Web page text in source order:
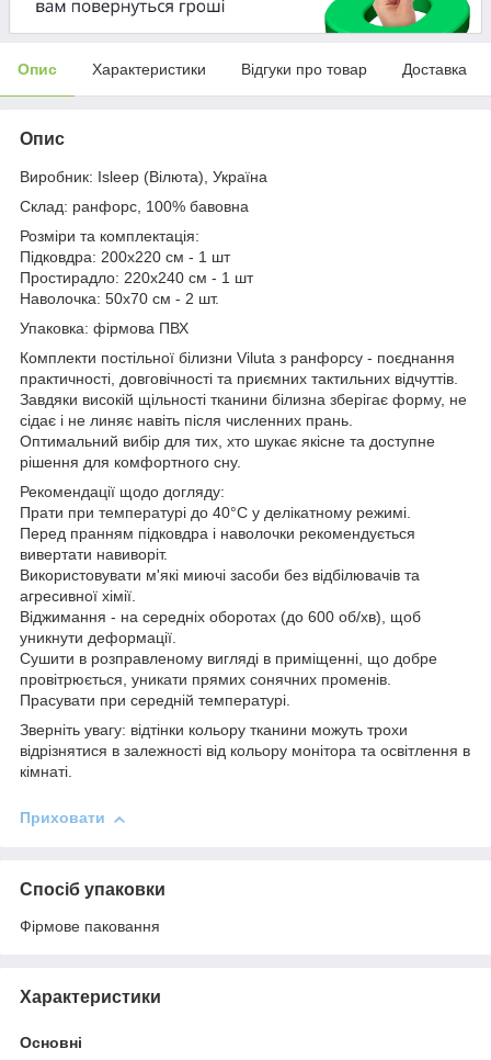
Опис Характеристики Відгуки про товар Доставка
Опис
Виробник: Isleep (Вілюта), Україна
Склад: ранфорс, 100% бавовна
Розміри та комплектація:
Підковдра: 200x220 см - 1 шт
Простирадло: 220x240 см - 1 шт
Наволочка: 50x70 см - 2 шт.
Упаковка: фірмова ПВХ
Комплекти постільної білизни Viluta з ранфорсу - поєднання
практичності, довговічності та приємних тактильних відчуттів.
Завдяки високій щільності тканини білизна зберігає форму, не
сідає і не линяє навіть після численних прань.
Оптимальний вибір для тих, хто шукає якісне та доступне
рішення для комфортного сну.
Рекомендації щодо догляду:
Прати при температурі до 40°С у делікатному режимі.
Перед пранням підковдра і наволочки рекомендується
вивертати навиворіт.
Використовувати м'які миючі засоби без відбілювачів та
агресивної хімії.
Віджимання - на середніх оборотах (до 600 об/хв), щоб
уникнути деформації.
Сушити в розправленому вигляді в приміщенні, що добре
провітрюється, уникати прямих сонячних променів.
Прасувати при середній температурі.
Зверніть увагу: відтінки кольору тканини можуть трохи
відрізнятися в залежності від кольору монітора та освітлення в
кімнаті.
Приховати
Спосіб упаковки
Фірмове паковання
Характеристики
Основні